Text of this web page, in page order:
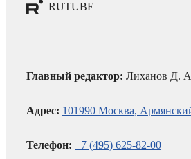
RUTUBE
Главный редактор: Лиханов Д.
Адрес: 101990 Москва,
Телефон: +7 (495) 625-82-00